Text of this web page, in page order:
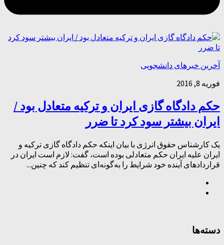
آخرین خبرهای دانشجویی
فوریه 8, 2016
حکم دادگاه گازی ایران و ترکیه متعادل بود /
ایران بیشتر سود کرد تا ضرر
یک کارشناس حقوق انرژی با بیان اینکه حکم دادگاه گازی ترکیه و
ایران علیه ایران حکم متعادلی بوده است، گفت: لازم است ایران در
قراردادهای آینده خود شرایط را به‌گونه‌ای تنظیم کند که چنین...
دسته‌ها